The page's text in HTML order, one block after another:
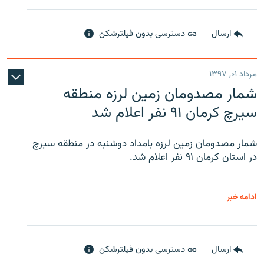
ارسال دسترسی بدون فیلترشکن
مرداد ۰۱, ۱۳۹۷
شمار مصدومان زمین لرزه منطقه
سیرچ کرمان ۹۱ نفر اعلام شد
شمار مصدومان زمین لرزه بامداد دوشنبه در منطقه سیرچ
در استان کرمان ۹۱ نفر اعلام شد.
ادامه خبر
ارسال دسترسی بدون فیلترشکن